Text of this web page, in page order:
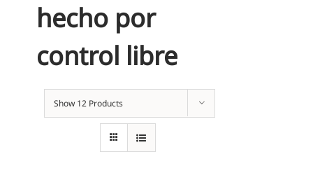
hecho por
control libre
Show 12 Products